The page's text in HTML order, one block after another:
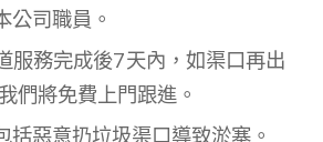
公司職員。
服務完成後7天內，如渠口再出
們將免費上門跟進。
括惡意扔垃圾渠口導致淤塞。